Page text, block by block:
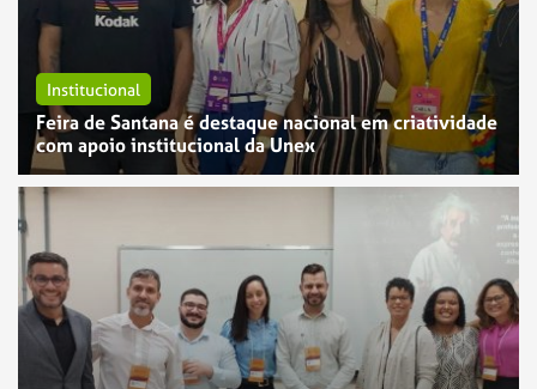
Institucional
Feira de Santana é destaque nacional em criatividade
com apoio institucional da Unex